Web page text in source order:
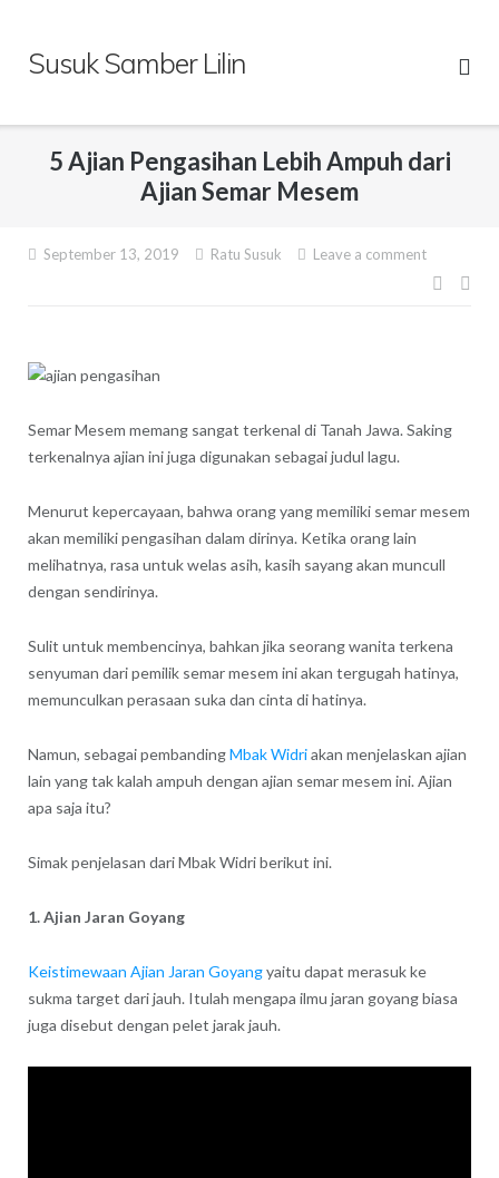
contentSusuk Samber Lilin
5 Ajian Pengasihan Lebih Ampuh dari
Ajian Semar Mesem
September 13, 2019 Ratu Susuk Leave a comment
Post
Semar Mesem memang sangat terkenal di Tanah Jawa. Saking
terkenalnya ajian ini juga digunakan sebagai judul lagu.
Menurut kepercayaan, bahwa orang yang memiliki semar mesem
akan memiliki pengasihan dalam dirinya. Ketika orang lain
melihatnya, rasa untuk welas asih, kasih sayang akan muncull
dengan sendirinya.
Sulit untuk membencinya, bahkan jika seorang wanita terkena
senyuman dari pemilik semar mesem ini akan tergugah hatinya,
memunculkan perasaan suka dan cinta di hatinya.
Namun, sebagai pembandingMbak Widriakan menjelaskan ajian
lain yang tak kalah ampuh dengan ajian semar mesem ini. Ajian
apa saja itu?
Simak penjelasan dari Mbak Widri berikut ini.
1. Ajian Jaran Goyang
Keistimewaan Ajian Jaran Goyangyaitu dapat merasuk ke
sukma target dari jauh. Itulah mengapa ilmu jaran goyang biasa
juga disebut dengan pelet jarak jauh.